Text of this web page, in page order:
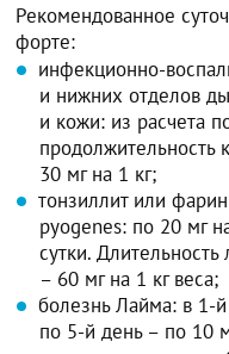
Рекомендованное
форте:
инфекционно-
и нижних отделов
и кожи: из расчета
продолжительность
30 мг на 1 кг;
тонзиллит или
pyogenes: по 20 мг
сутки.
– 60 мг на 1 кг веса;
болезнь Лайма: в 1-
по 5-й день – по 10